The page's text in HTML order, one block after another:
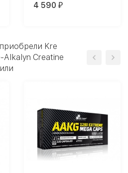
4 590 ₽
Kre
Alkalyn Creatine